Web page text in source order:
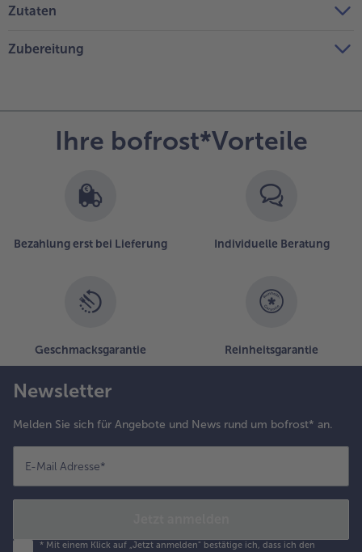
Zutaten
Zubereitung
Ihre bofrost*Vorteile
Bezahlung erst bei Lieferung Individuelle Beratung
Geschmacksgarantie Reinheitsgarantie
Newsletter
Melden Sie sich für Angebote und News rund um bofrost* an.
E-Mail Adresse*
* Mit einem Klick auf „Jetzt anmelden" bestätige ich, dass ich den